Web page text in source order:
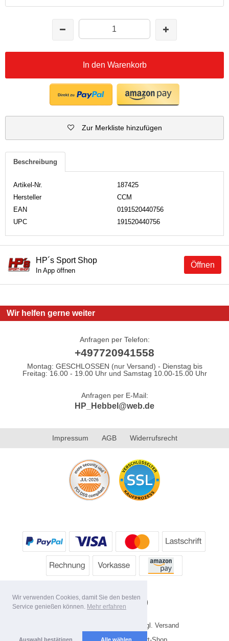
Wir verwenden Cookies, damit Sie den besten
Service genießen können. Mehr erfahren
Auswahl bestätigen Alle wählen
In den Warenkorb
Zur Merkliste hinzufügen
Beschreibung
Artikel-Nr.
187425
Hersteller
CCM
EAN
0191520440756
UPC
191520440756
Öffnen
HP´s Sport Shop
In App öffnen
Wir helfen gerne weiter
Anfragen per Telefon:
+497720941558
Montag: GESCHLOSSEN (nur Versand) - Dienstag bis
Freitag: 16.00 - 19.00 Uhr und Samstag 10.00-15.00 Uhr
Anfragen per E-Mail:
HP_Hebbel@web.de
Impressum AGB Widerrufsrecht
* Alle Preise inkl. MwSt. evtl. zzgl. Versand